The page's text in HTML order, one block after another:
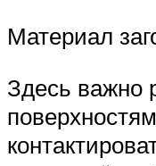
Материал
Здесь важно